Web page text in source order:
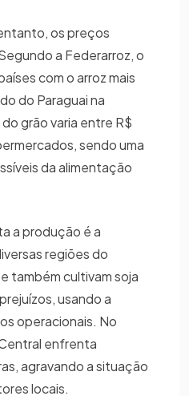
os preços
a Federarroz, o
com o arroz mais
do Paraguai na
grão varia entre R$
sendo uma
da alimentação
a produção é a
regiões do
também cultivam soja
usando a
operacionais. No
enfrenta
agravando a situação
locais.